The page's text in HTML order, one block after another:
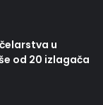
u
od 20 izlagača